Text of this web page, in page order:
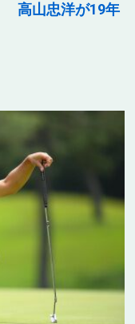
高山忠洋が19年